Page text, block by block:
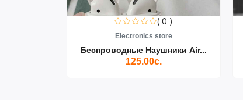
( 0 )
Electronics store
Беспроводные Наушники Air...
125.00с.